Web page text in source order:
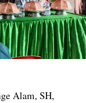
Alam, SH,